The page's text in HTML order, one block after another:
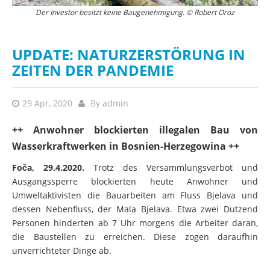
Der Investor besitzt keine Baugenehmigung. © Robert Oroz
Anwohner und Umweltaktivisten blockierten illegale Bauarbeiten am
UPDATE: NATURZERSTÖRUNG IN
ZEITEN DER PANDEMIE
29 Apr, 2020 By admin
++ Anwohner blockierten illegalen Bau von
Wasserkraftwerken in Bosnien-Herzegowina ++
Foča, 29.4.2020. Trotz des Versammlungsverbot und
Ausgangssperre blockierten heute Anwohner und
Umweltaktivisten die Bauarbeiten am Fluss Bjelava und
dessen Nebenfluss, der Mala Bjelava. Etwa zwei Dutzend
Personen hinderten ab 7 Uhr morgens die Arbeiter daran,
die Baustellen zu erreichen. Diese zogen daraufhin
unverrichteter Dinge ab.